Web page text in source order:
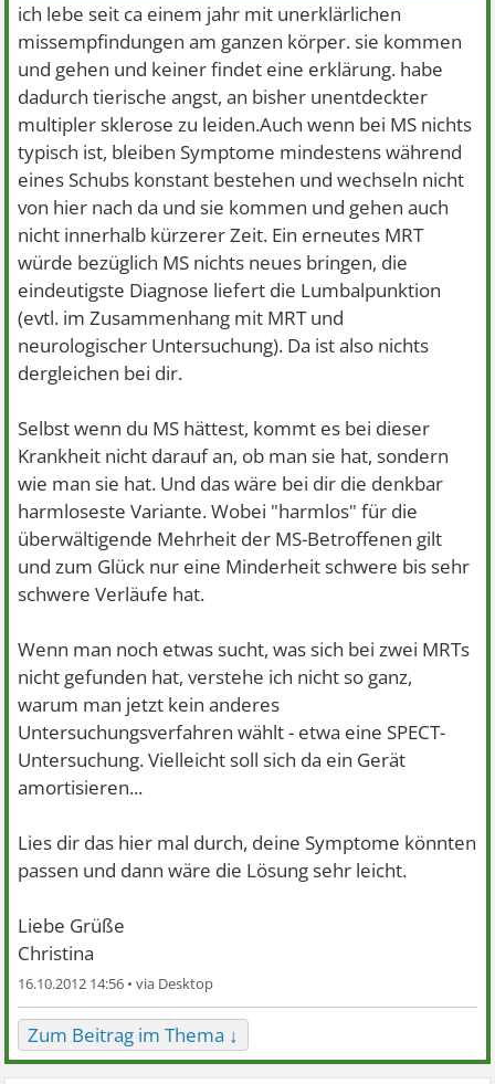
ich lebe seit ca einem jahr mit unerklärlichen
missempfindungen am ganzen körper. sie kommen
und gehen und keiner findet eine erklärung. habe
dadurch tierische angst, an bisher unentdeckter
multipler sklerose zu leiden.Auch wenn bei MS nichts
typisch ist, bleiben Symptome mindestens während
eines Schubs konstant bestehen und wechseln nicht
von hier nach da und sie kommen und gehen auch
nicht innerhalb kürzerer Zeit. Ein erneutes MRT
würde bezüglich MS nichts neues bringen, die
eindeutigste Diagnose liefert die Lumbalpunktion
(evtl. im Zusammenhang mit MRT und
neurologischer Untersuchung). Da ist also nichts
dergleichen bei dir.
Selbst wenn du MS hättest, kommt es bei dieser
Krankheit nicht darauf an, ob man sie hat, sondern
wie man sie hat. Und das wäre bei dir die denkbar
harmloseste Variante. Wobei "harmlos" für die
überwältigende Mehrheit der MS-Betroffenen gilt
und zum Glück nur eine Minderheit schwere bis sehr
schwere Verläufe hat.
Wenn man noch etwas sucht, was sich bei zwei MRTs
nicht gefunden hat, verstehe ich nicht so ganz,
warum man jetzt kein anderes
Untersuchungsverfahren wählt - etwa eine SPECT-
Untersuchung. Vielleicht soll sich da ein Gerät
amortisieren...
Lies dir das hier mal durch, deine Symptome könnten
passen und dann wäre die Lösung sehr leicht.
Liebe Grüße
Christina
16.10.2012 14:56 •
Zum Beitrag im Thema ↓